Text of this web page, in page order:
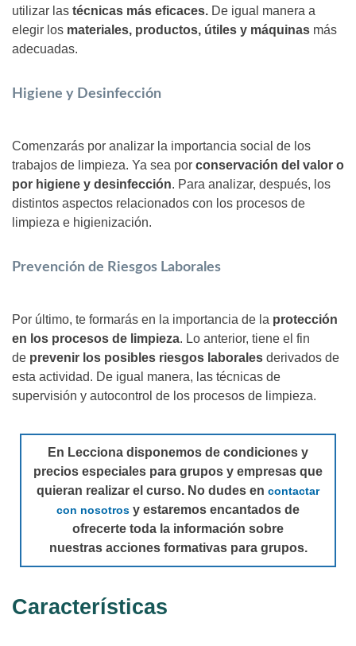
utilizar las técnicas más eficaces. De igual manera a
elegir los materiales, productos, útiles y máquinas más
adecuadas.
Higiene y Desinfección
Comenzarás por analizar la importancia social de los
trabajos de limpieza. Ya sea por conservación del valor o
por higiene y desinfección. Para analizar, después, los
distintos aspectos relacionados con los procesos de
limpieza e higienización.
Prevención de Riesgos Laborales
Por último, te formarás en la importancia de la protección
en los procesos de limpieza. Lo anterior, tiene el fin
de prevenir los posibles riesgos laborales derivados de
esta actividad. De igual manera, las técnicas de
supervisión y autocontrol de los procesos de limpieza.
En Lecciona disponemos de condiciones y
precios especiales para grupos y empresas que
quieran realizar el curso. No dudes en contactar
con nosotros y estaremos encantados de
ofrecerte toda la información sobre
nuestras acciones formativas para grupos.
Características